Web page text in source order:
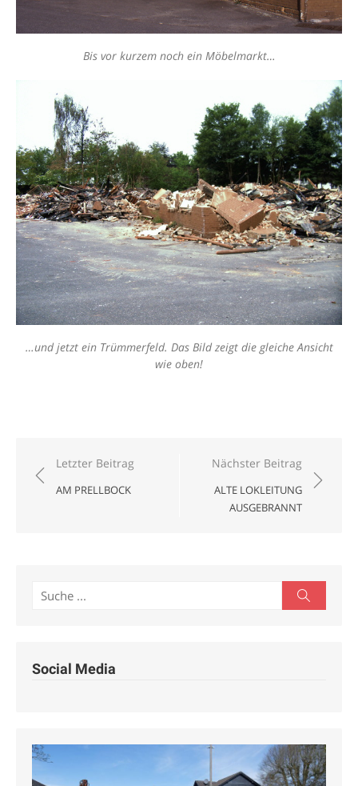
Bis vor kurzem noch ein Möbelmarkt…
…und jetzt ein Trümmerfeld. Das Bild zeigt die gleiche Ansicht
wie oben!
Beitragsnavigation
Letzter Beitrag
AM PRELLBOCK
Nächster Beitrag
ALTE LOKLEITUNG
AUSGEBRANNT
Search
Social Media